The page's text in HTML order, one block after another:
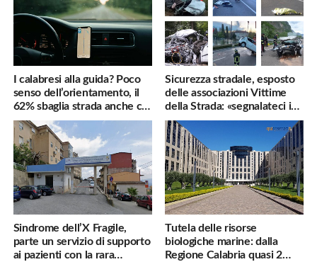
I calabresi alla guida? Poco
senso dell’orientamento, il
62% sbaglia strada anche col
navigatore
Sicurezza stradale, esposto
delle associazioni Vittime
della Strada: «segnalateci i
pericoli, interverremo
subito»
Sindrome dell’X Fragile,
parte un servizio di supporto
ai pazienti con la rara
Tutela delle risorse
biologiche marine: dalla
Regione Calabria quasi 2